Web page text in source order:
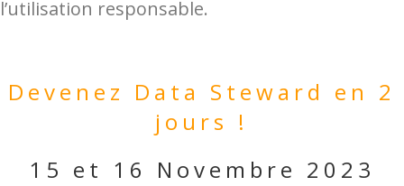
l’utilisation responsable.
Devenez Data Steward en 2
jours !
15 et 16 Novembre 2023